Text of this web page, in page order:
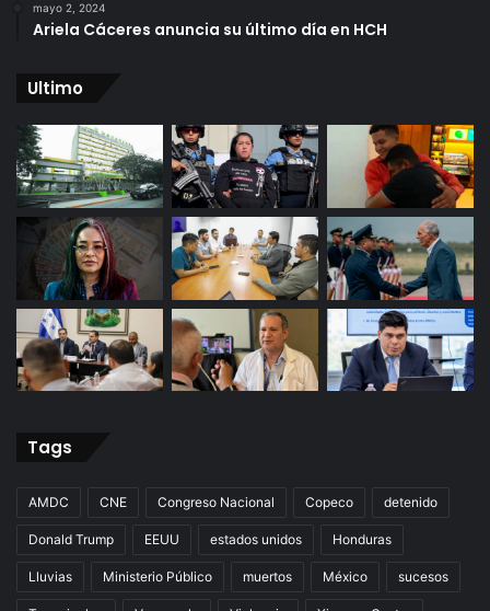
mayo 2, 2024
Ariela Cáceres anuncia su último día en HCH
Ultimo
Tags
AMDC CNE Congreso Nacional Copeco detenido
Donald Trump EEUU estados unidos Honduras
Lluvias Ministerio Público muertos México sucesos